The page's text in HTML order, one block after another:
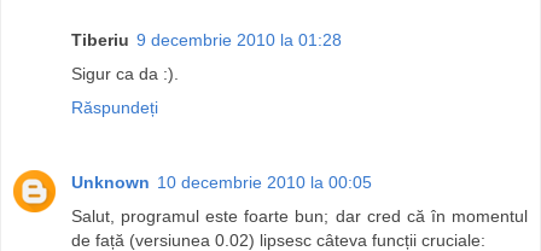
Tiberiu 9 decembrie 2010 la 01:28
Sigur ca da :).
Răspundeți
Unknown 10 decembrie 2010 la 00:05
Salut, programul este foarte bun; dar cred că în momentul
de față (versiunea 0.02) lipsesc câteva funcții cruciale: